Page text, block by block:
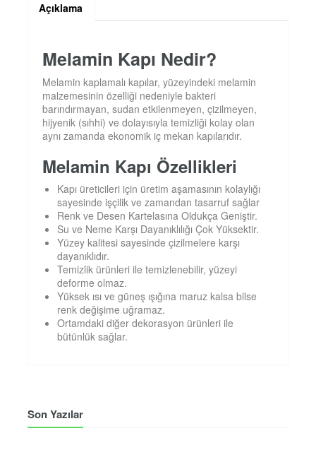
Açıklama
Melamin Kapı Nedir?
Melamin kaplamalı kapılar, yüzeyindeki melamin
malzemesinin özelliği nedeniyle bakteri
barındırmayan, sudan etkilenmeyen, çizilmeyen,
hijyenik (sıhhi) ve dolayısıyla temizliği kolay olan
aynı zamanda ekonomik iç mekan kapılarıdır.
Melamin Kapı Özellikleri
Kapı üreticileri için üretim aşamasının kolaylığı
sayesinde işçilik ve zamandan tasarruf sağlar
Renk ve Desen Kartelasına Oldukça Geniştir.
Su ve Neme Karşı Dayanıklılığı Çok Yüksektir.
Yüzey kalitesi sayesinde çizilmelere karşı
dayanıklıdır.
Temizlik ürünleri ile temizlenebilir, yüzeyi
deforme olmaz.
Yüksek ısı ve güneş ışığına maruz kalsa bilse
renk değişime uğramaz.
Ortamdaki diğer dekorasyon ürünleri ile
bütünlük sağlar.
Son Yazılar